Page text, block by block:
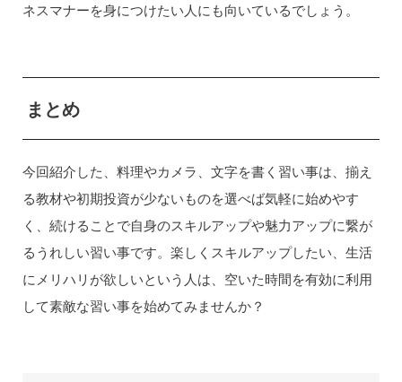
ネスマナーを身につけたい人にも向いているでしょう。
まとめ
今回紹介した、料理やカメラ、文字を書く習い事は、揃え
る教材や初期投資が少ないものを選べば気軽に始めやす
く、続けることで自身のスキルアップや魅力アップに繋が
るうれしい習い事です。楽しくスキルアップしたい、生活
にメリハリが欲しいという人は、空いた時間を有効に利用
して素敵な習い事を始めてみませんか？